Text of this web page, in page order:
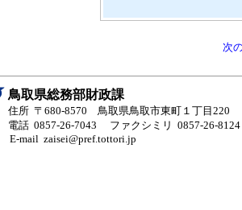
次
鳥取県総務部財政課
住所 〒680-8570 鳥取県鳥取市東町１丁目220
電話 0857-26-7043
ファクシミリ 0857-26-8124
E-mail zaisei@pref.tottori.jp